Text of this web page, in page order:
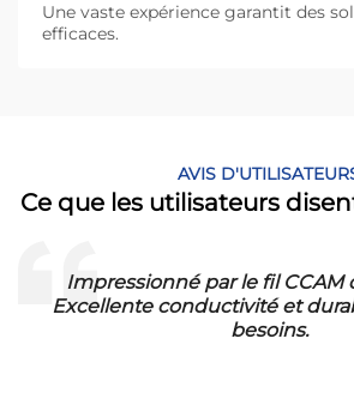
Une vaste expérience garantit des
efficaces.
AVIS
Ce que les utilisateurs
Impressionné par le fil CCAM
Excellente conductivité et
besoins.